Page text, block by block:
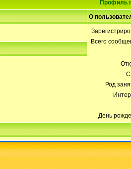
Профиль
О
Всего
Род
День